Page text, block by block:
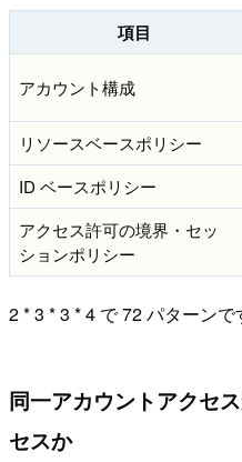
項目
アカウント構成
リソースベースポリシー
ID ベースポリシー
アクセス許可の境界・セッ
ションポリシー
2 * 3 * 3 * 4 で 72 パターンで
同一アカウントアクセ
セスか